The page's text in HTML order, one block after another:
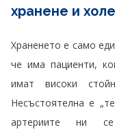
хранене и
Храненето е само
че има пациенти,
имат високи
Несъстоятелна е
артериите ни се